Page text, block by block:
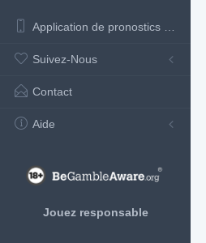
Application de pronostics de football
Suivez-Nous
Contact
Aide
Jouez responsable